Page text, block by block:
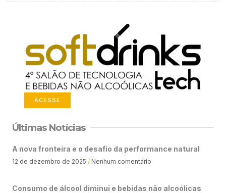
ACESSE
Últimas Notícias
A nova fronteira e o desafio da performance natural
12 de dezembro de 2025 Nenhum comentário
Consumo de álcool diminui e bebidas não alcoólicas